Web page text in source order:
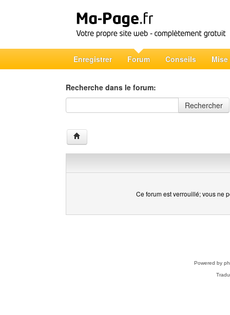
Enregistrer Forum Conseils Mise
Recherche dans le forum:
Recherche dans le forum
Rechercher
Ce forum est verrouillé; vous ne
Powered by